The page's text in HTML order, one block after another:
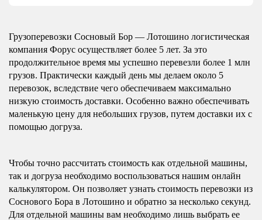
Грузоперевозки Сосновый Бор — Лотошино логистическая
компания Форус осуществляет более 5 лет. За это
продолжительное время мы успешно перевезли более 1 млн
грузов. Практически каждый день мы делаем около 5
перевозок, вследствие чего обеспечиваем максимально
низкую стоимость доставки. Особенно важно обеспечивать
маленькую цену для небольших грузов, путем доставки их с
помощью догруза.
Чтобы точно рассчитать стоимость как отдельной машины,
так и догруза необходимо воспользоваться нашим онлайн
калькулятором. Он позволяет узнать стоимость перевозки из
Соснового Бора в Лотошино и обратно за несколько секунд.
Для отдельной машины вам необходимо лишь выбрать ее